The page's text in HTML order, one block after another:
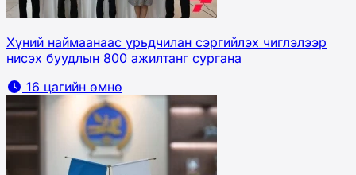
Хүний наймаанаас урьдчилан сэргийлэх чиглэлээр
нисэх буудлын 800 ажилтанг сургана
16 цагийн өмнө